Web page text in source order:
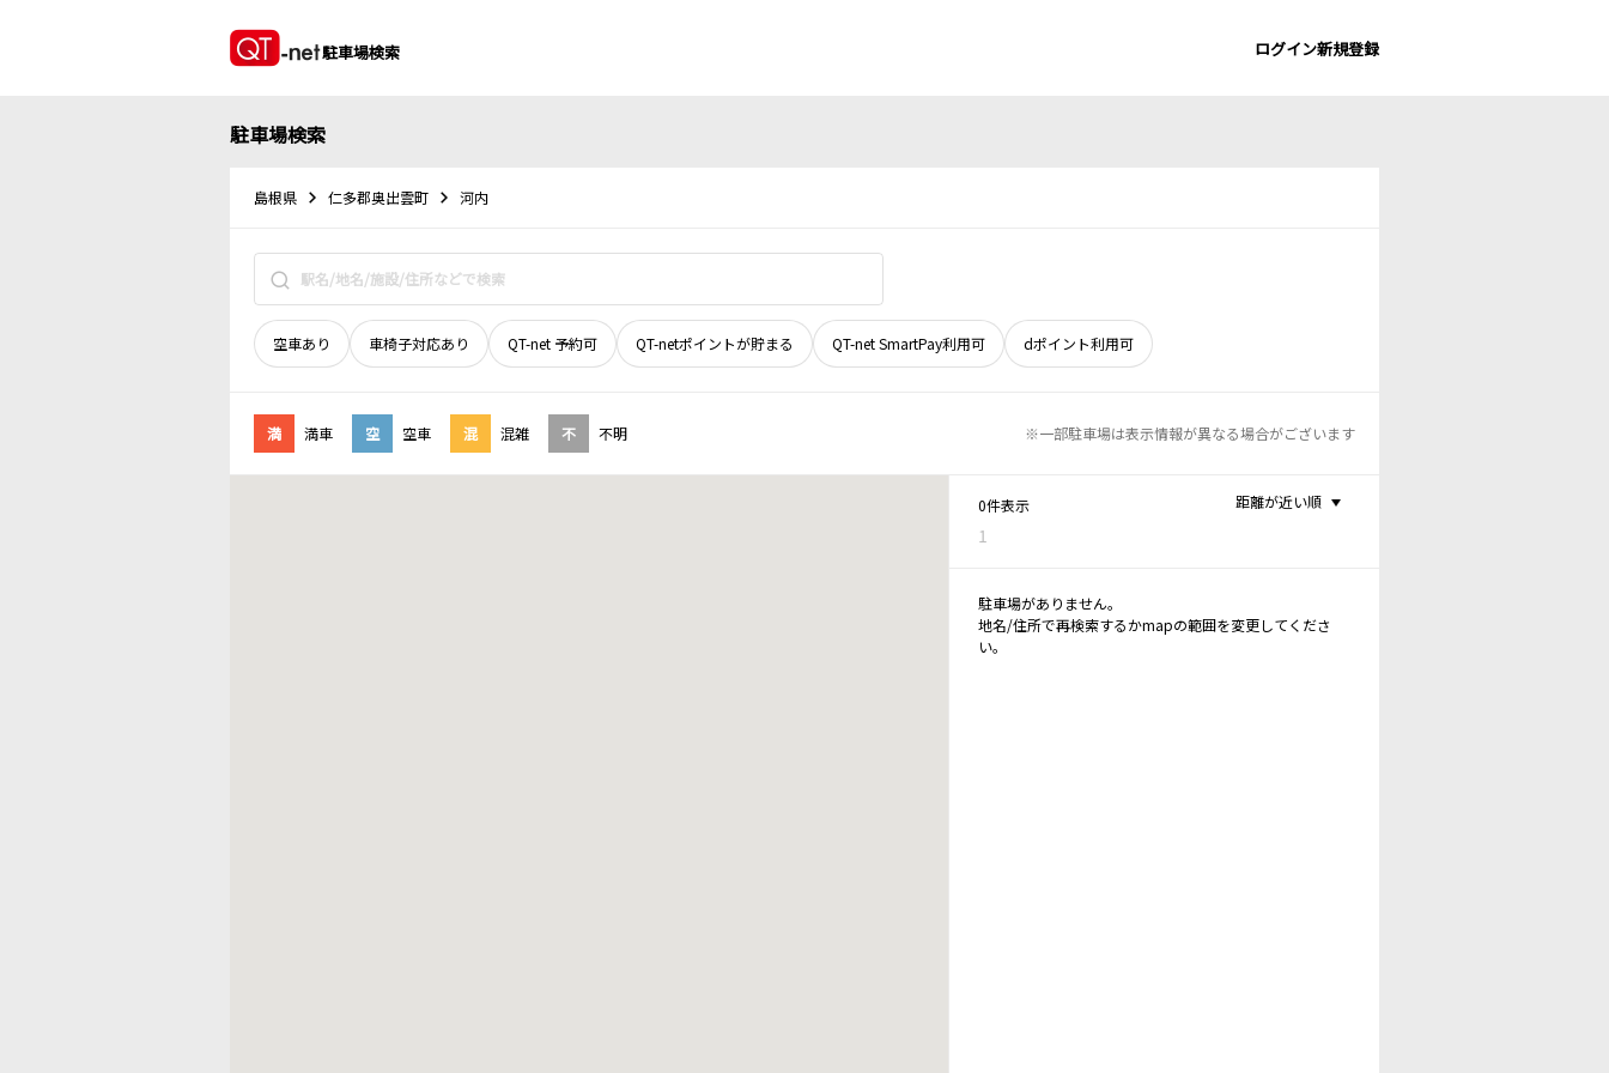
駐車場検索 ログイン新規登録
駐車場検索
島根県 仁多郡奥出雲町 河内
空車あり 車椅子対応あり QT-net 予約可 QT-netポイントが貯まる QT-net SmartPay利用可 dポイント利用可
満 満車 空 空車 混 混雑 不 不明 ※一部駐車場は表示情報が異なる場合がございます
0件表示
1
距離が近い順
駐車場がありません。
地名/住所で再検索するかmapの範囲を変更してくださ
い。